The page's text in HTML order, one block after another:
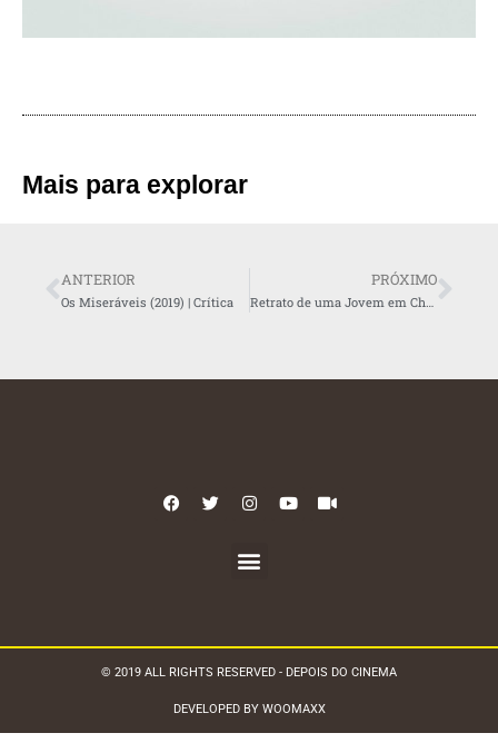
Mais para explorar
ANTERIOR
Os Miseráveis (2019) | Crítica
PRÓXIMO
© 2019 ALL RIGHTS RESERVED - DEPOIS DO CINEMA
DEVELOPED BY WOOMAXX